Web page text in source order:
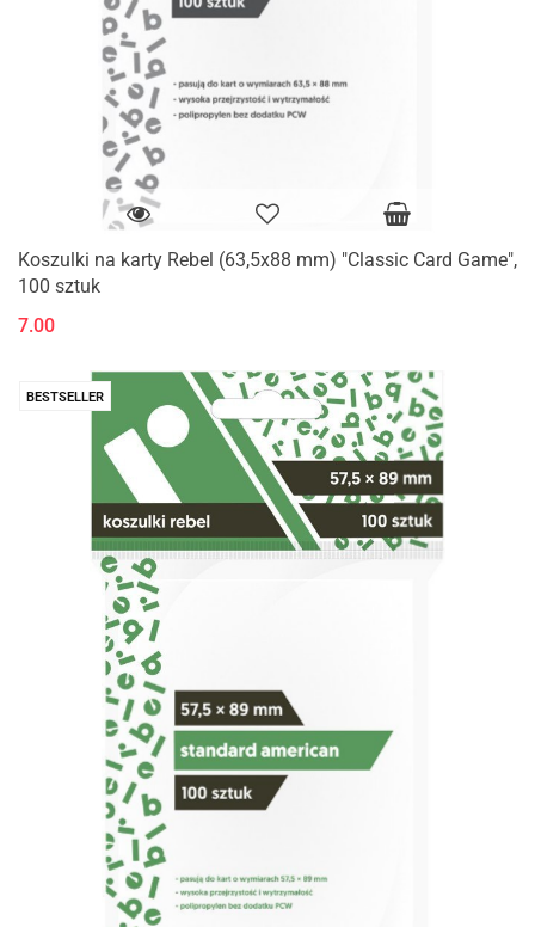
Koszulki na karty Rebel (63,5x88 mm) "Classic Card Game",
100 sztuk
7.00
BESTSELLER